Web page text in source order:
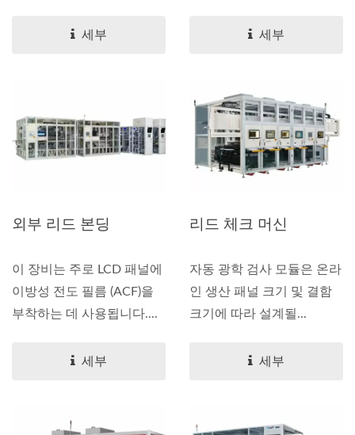
세부 세부
외부 리드 본딩
이 장비는 주로 LCD 패널에
이방성 전도 필름 (ACF)을
부착하는 데 사용됩니다....
세부
리드 체크 머신
자동 광학 검사 모듈은 온라
인 생산 패널 크기 및 결함
크기에 따라 설계될...
세부